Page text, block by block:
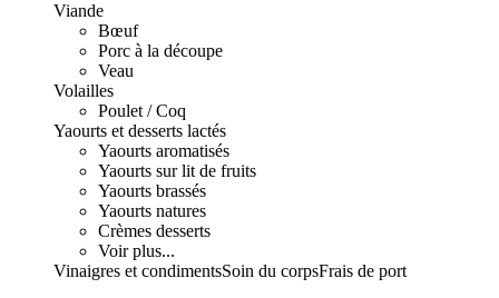
Viande
Bœuf
Porc à la découpe
Veau
Volailles
Poulet / Coq
Yaourts et desserts lactés
Yaourts aromatisés
Yaourts sur lit de fruits
Yaourts brassés
Yaourts natures
Crèmes desserts
Voir plus...
Vinaigres et condimentsSoin du corpsFrais de port